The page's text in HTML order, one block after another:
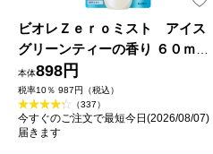
ビオレＺｅｒｏミスト アイス
グリーンティーの香り ６０ｍＬ
花王
本体898円
税率10％ 987円（税込）
（337）
今すぐのご注文で最短今日(2026/08/07)
届きます